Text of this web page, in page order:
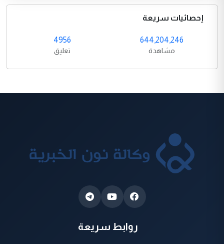
إحصائيات سريعة
644,204,246
مشاهدة
4956
تعليق
روابط سريعة